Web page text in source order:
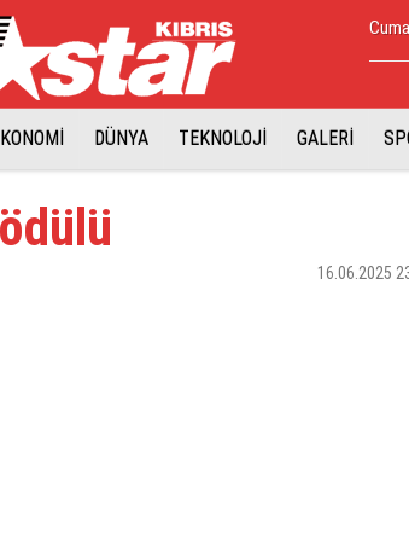
DÜNYA TEKNOLOJİ GALERİ
16.06.2025